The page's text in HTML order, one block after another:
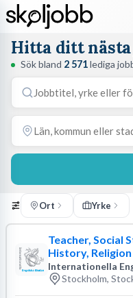
Hitta ditt nästa
Sök bland 2 571lediga
Ort Yrke
Teacher, Social
History, Religion
Internationella
Stockholm,